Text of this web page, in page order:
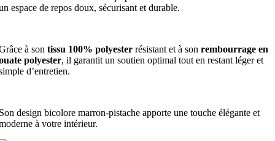
espace de repos doux, sécurisant et durable.
à son tissu 100% polyester résistant et à son rembourrage en
polyester, il garantit un soutien optimal tout en restant léger et
d’entretien.
design bicolore marron-pistache apporte une touche élégante et
à votre intérieur.